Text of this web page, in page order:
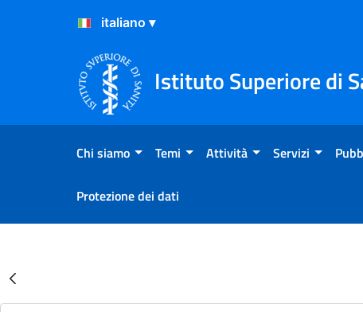
Salta al Contenuto
Salta al Footer
Istituto Superiore di
Chi siamo Temi Attività Servizi
Protezione dei dati
Risultati della Ricerca -